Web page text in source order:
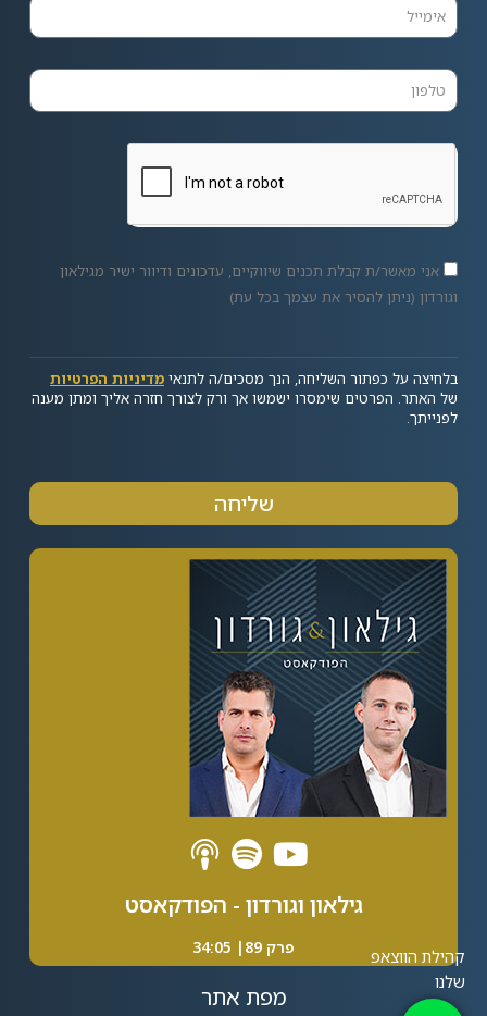
אני מאשר/ת קבלת תכנים שיווקיים, עדכונים ודיוור ישיר מגילאון
וגורדון (ניתן להסיר את עצמך בכל עת)
בלחיצה על כפתור השליחה, הנך מסכים/ה לתנאי מדיניות הפרטיות
של האתר. הפרטים שימסרו ישמשו אך ורק לצורך חזרה אליך ומתן מענה
לפנייתך.
שליחה
גילאון וגורדון - הפודקאסט
פרק 89| 34:05
מפת אתר